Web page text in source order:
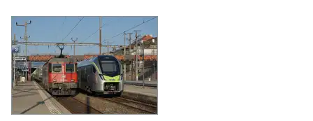
Deutschland <-> Österreich
Deutschland <-> Schweiz
Güterwagen
1 | Gattung G | Gedeckter Güterwagen der Regelbauart